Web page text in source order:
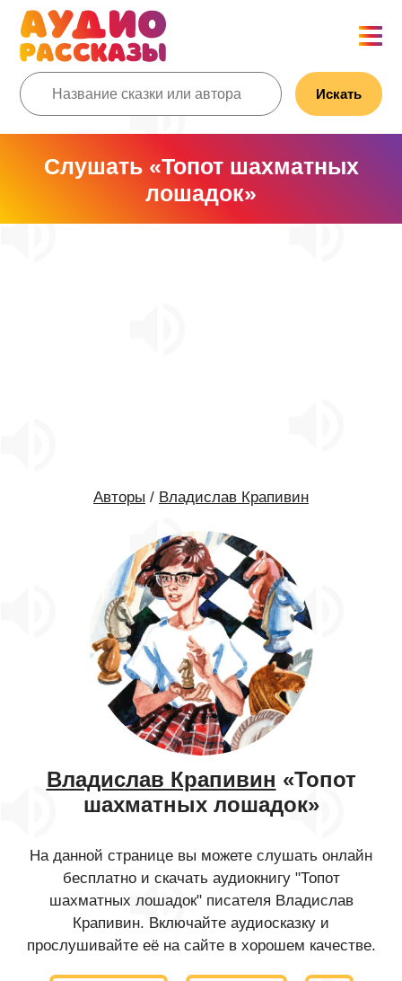
Искать
Слушать «Топот шахматных
лошадок»
Авторы / Владислав Крапивин
Владислав Крапивин «Топот
шахматных лошадок»
На данной странице вы можете слушать онлайн
бесплатно и скачать аудиокнигу "Топот
шахматных лошадок" писателя Владислав
Крапивин. Включайте аудиосказку и
прослушивайте её на сайте в хорошем качестве.